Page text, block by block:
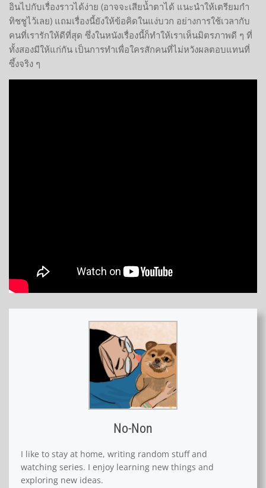
อินไปกับเรื่องราวได้ง่าย (อาจจะเสียน้ำตาได้ แนะนำให้เตรียมกำ
ทิชชูไว้เลย) แถมเรื่องนี้ยังให้ข้อคิดในแง่บวก อย่างการใช้เวลากับ
คนที่เรารักให้ดีที่สุด ซึ่งในหนังเรื่องนี้ก็ทำให้เราเห็นมิตรภาพดี ๆ ที่
ทั้งสองมีให้แก่กัน เป็นการทำเพื่อใครสักคนที่ไม่หวังผลตอบแทนที่
ซึ้งจริง ๆ
No-Non
I like to stay at home, writing random stuff and
watching series. I enjoy learning new things and
exploring new ideas.